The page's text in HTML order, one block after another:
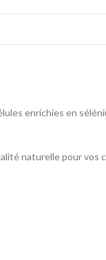
enrichies en
naturelle pour vos